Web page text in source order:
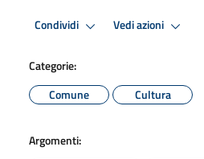
Condividi Vedi azioni
Categorie:
Comune
Cultura
Argomenti: